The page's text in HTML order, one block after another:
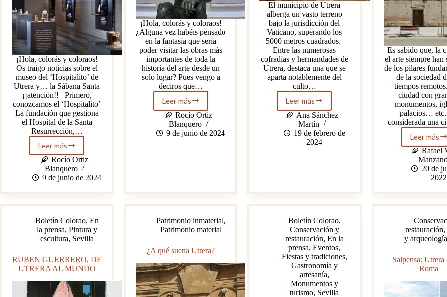
¡Hola, colorás y coloraos!
Os traigo noticias sobre el
museo del ‘Hospitalito’ de
Utrera y… la Sábana Santa
¡¡atención!! Primero,
conozcamos el ‘Hospitalito’
La fundación que gestiona
el Hospital de la Santa
Resurrección,…
Leer más
La
Sábana
Santa
y
misterio
del
del
‘Hospitalito’
de
Sevilla
Rocío Ortiz
Blanquero
9 de junio de 2024
¡Hola, colorás y coloraos!
¿Alguna vez habéis pensado
en la fantasía que sería
poder visitar las obras más
importantes de toda la
historia del arte desde un
solo lugar? Pues vengo a
deciros que…
Leer más
De
Altamira
a
Banksy:
(ahora
a
de
clic)
Rocío Ortiz
Blanquero
9 de junio de 2024
El municipio de Utrera
alberga un vasto terreno
bajo la jurisdicción del
Vaticano, superando los
5000 metros cuadrados.
Entre las numerosas
cofradías y hermandades de
Utrera, destaca una que se
aparta notablemente del
culto…
Leer más
Utrera
y
su
suelo
vaticano.
Ana Sánchez
Martín
19 de febrero de
2024
Es sabido que, la
el arte siempre han
de los pilares
de la sociedad
tiempos
ciudad con
monumentos,
palacios… etc.
considerada una
Leer más
de
la
Casa
Surga
Rafael
Manzano
20 de
2022
Boletín Colorao, En
la prensa, Pintura y
escultura, Sevilla
RUBEN GUERRERO, DE
UTRERA AL MUNDO
Patrimonio inmaterial,
Patrimonio material
¿A qué suena Utrera?
Boletín Colorao,
Conservación y
restauración, En la
prensa,Eventos,
Fiestas y tradiciones,
Gastronomía y
artesanía,
Monumentos y
turismo, Sevilla
restauración,
y arqueología
Salpensa: Utrera
Roma